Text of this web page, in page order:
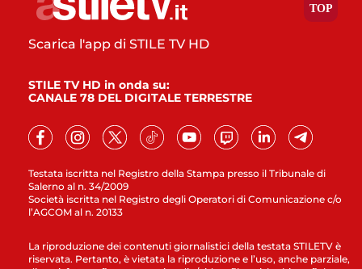
Testata iscritta nel Registro della Stampa presso il Tribunale di
Salerno al n. 34/2009
Società iscritta nel Registro degli Operatori di Comunicazione c/o
l’AGCOM al n. 20133
Scarica l'app di STILE TV HD
STILE TV HD in onda su:
CANALE 78 DEL DIGITALE TERRESTRE
La riproduzione dei contenuti giornalistici della testata STILETV è
riservata. Pertanto, è vietata la riproduzione e l’uso, anche parziale,